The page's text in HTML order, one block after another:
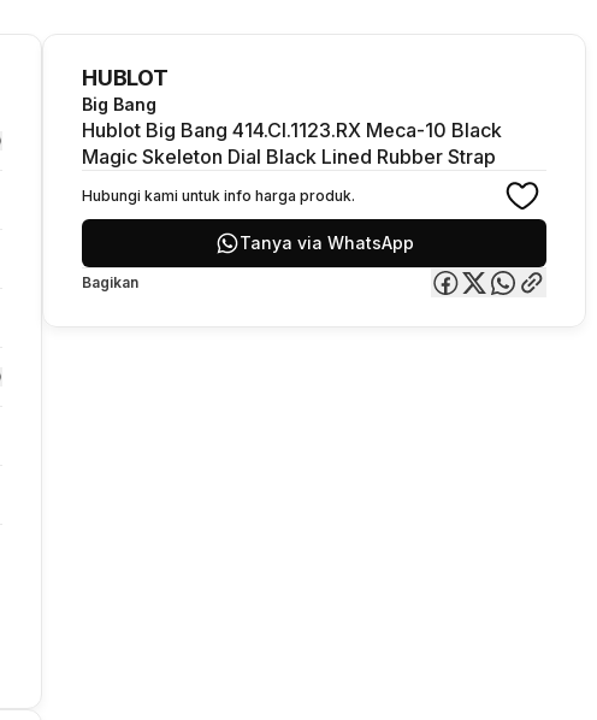
HUBLOT
Big Bang
Hublot Big Bang 414.CI.1123.RX Meca-10 Black
Magic Skeleton Dial Black Lined Rubber Strap
Hubungi kami untuk info harga produk.
Tanya via WhatsApp
Bagikan